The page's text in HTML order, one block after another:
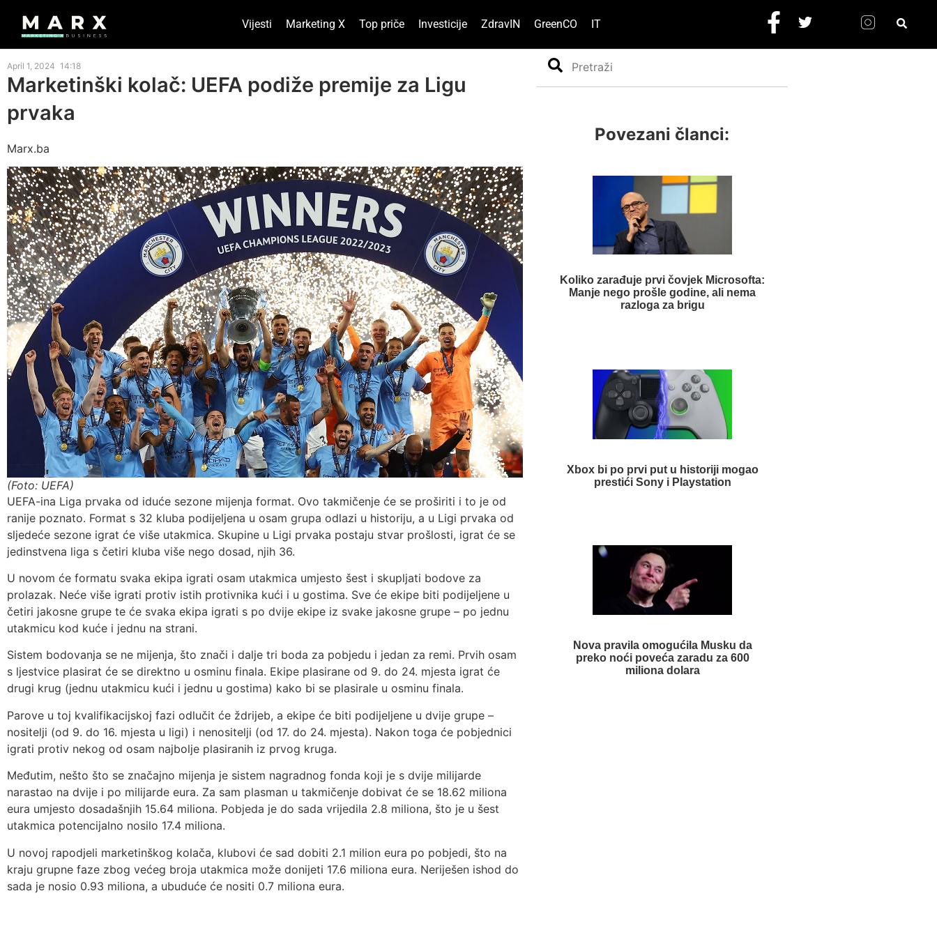
Vijesti Marketing X Top priče Investicije ZdravIN GreenCO IT
April 1, 2024 14:18
Marketinški kolač: UEFA podiže premije za Ligu
prvaka
Marx.ba
(Foto: UEFA)
UEFA-ina Liga prvaka od iduće sezone mijenja format. Ovo takmičenje će se proširiti i to je od
ranije poznato. Format s 32 kluba podijeljena u osam grupa odlazi u historiju, a u Ligi prvaka od
sljedeće sezone igrat će više utakmica. Skupine u Ligi prvaka postaju stvar prošlosti, igrat će se
jedinstvena liga s četiri kluba više nego dosad, njih 36.
U novom će formatu svaka ekipa igrati osam utakmica umjesto šest i skupljati bodove za
prolazak. Neće više igrati protiv istih protivnika kući i u gostima. Sve će ekipe biti podijeljene u
četiri jakosne grupe te će svaka ekipa igrati s po dvije ekipe iz svake jakosne grupe – po jednu
utakmicu kod kuće i jednu na strani.
Sistem bodovanja se ne mijenja, što znači i dalje tri boda za pobjedu i jedan za remi. Prvih osam
s ljestvice plasirat će se direktno u osminu finala. Ekipe plasirane od 9. do 24. mjesta igrat će
drugi krug (jednu utakmicu kući i jednu u gostima) kako bi se plasirale u osminu finala.
Parove u toj kvalifikacijskoj fazi odlučit će ždrijeb, a ekipe će biti podijeljene u dvije grupe –
nositelji (od 9. do 16. mjesta u ligi) i nenositelji (od 17. do 24. mjesta). Nakon toga će pobjednici
igrati protiv nekog od osam najbolje plasiranih iz prvog kruga.
Međutim, nešto što se značajno mijenja je sistem nagradnog fonda koji je s dvije milijarde
narastao na dvije i po milijarde eura. Za sam plasman u takmičenje dobivat će se 18.62 miliona
eura umjesto dosadašnjih 15.64 miliona. Pobjeda je do sada vrijedila 2.8 miliona, što je u šest
utakmica potencijalno nosilo 17.4 miliona.
U novoj rapodjeli marketinškog kolača, klubovi će sad dobiti 2.1 milion eura po pobjedi, što na
kraju grupne faze zbog većeg broja utakmica može donijeti 17.6 miliona eura. Neriješen ishod do
sada je nosio 0.93 miliona, a ubuduće će nositi 0.7 miliona eura.
Search
Povezani članci:
Koliko zarađuje prvi čovjek Microsofta:
Manje nego prošle godine, ali nema
razloga za brigu
Xbox bi po prvi put u historiji mogao
prestići Sony i Playstation
Nova pravila omogućila Musku da
preko noći poveća zaradu za 600
miliona dolara